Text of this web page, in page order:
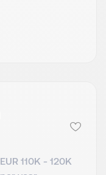
EUR 110K - 120K